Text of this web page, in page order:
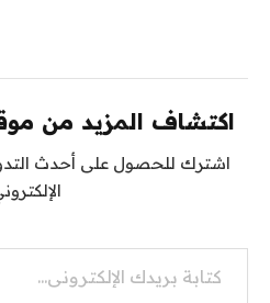
اكتشاف المزيد من
اشترك للحصول على أحدث
كتابة بريدك الإلكتروني...